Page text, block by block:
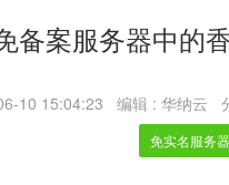
备案服务器中的
10 15:04:23 编辑 : 华纳云
免实名服务器